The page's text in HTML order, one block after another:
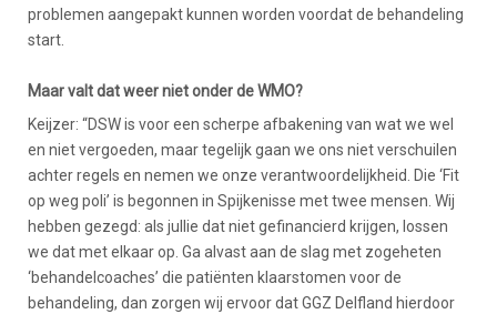
problemen aangepakt kunnen worden voordat de behandeling
start.
Maar valt dat weer niet onder de WMO?
Keijzer: “DSW is voor een scherpe afbakening van wat we wel
en niet vergoeden, maar tegelijk gaan we ons niet verschuilen
achter regels en nemen we onze verantwoordelijkheid. Die ‘Fit
op weg poli’ is begonnen in Spijkenisse met twee mensen. Wij
hebben gezegd: als jullie dat niet gefinancierd krijgen, lossen
we dat met elkaar op. Ga alvast aan de slag met zogeheten
‘behandelcoaches’ die patiënten klaarstomen voor de
behandeling, dan zorgen wij ervoor dat GGZ Delfland hierdoor